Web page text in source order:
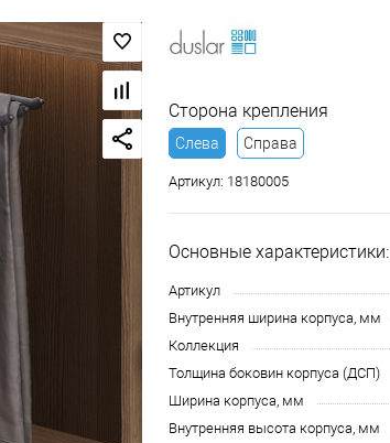
Сторона крепления
Слева Справа
Артикул: 18180005
Основные характеристики:
Артикул
Внутренняя ширина корпуса, мм
Коллекция
Толщина боковин корпуса (ДСП)
Ширина корпуса, мм
Внутренняя высота корпуса, мм